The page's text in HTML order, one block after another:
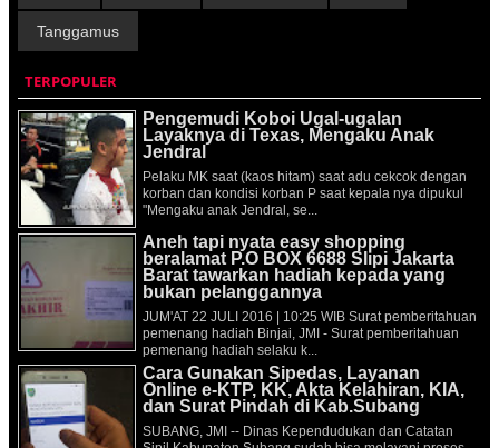
Tanggamus
TERPOPULER
Pengemudi Koboi Ugal-ugalan
Layaknya di Texas, Mengaku Anak
Jendral
Pelaku MK saat (kaos hitam) saat adu cekcok dengan
korban dan kondisi korban P saat kepala nya dipukul
"Mengaku anak Jendral, se...
Aneh tapi nyata easy shopping
beralamat P.O BOX 6688 Slipi Jakarta
Barat tawarkan hadiah kepada yang
bukan pelanggannya
JUM'AT 22 JULI 2016 | 10:25 WIB Surat pemberitahuan
pemenang hadiah Binjai, JMI - Surat pemberitahuan
pemenang hadiah selaku k...
Cara Gunakan Sipedas, Layanan
Online e-KTP, KK, Akta Kelahiran, KIA,
dan Surat Pindah di Kab.Subang
SUBANG, JMI -- Dinas Kependudukan dan Catatan